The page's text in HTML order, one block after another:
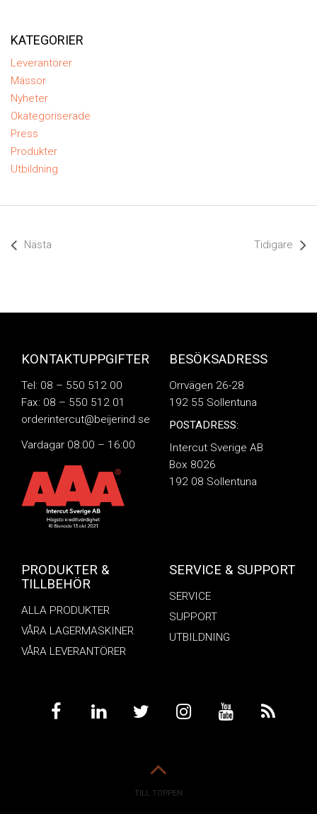
KATEGORIER
Leverantörer
Mässor
Nyheter
Okategoriserade
Press
Produkter
Utbildning
Nästa Tidigare
KONTAKTUPPGIFTER
Tel: 08 – 550 512 00
Fax: 08 – 550 512 01
orderintercut@beijerind.se
Vardagar 08:00 – 16:00
BESÖKSADRESS
Orrvägen 26-28
192 55 Sollentuna
POSTADRESS:
Intercut Sverige AB
Box 8026
192 08 Sollentuna
PRODUKTER &
TILLBEHÖR
ALLA PRODUKTER
VÅRA LAGERMASKINER
VÅRA LEVERANTÖRER
SERVICE & SUPPORT
SERVICE
SUPPORT
UTBILDNING
TILL TOPPEN